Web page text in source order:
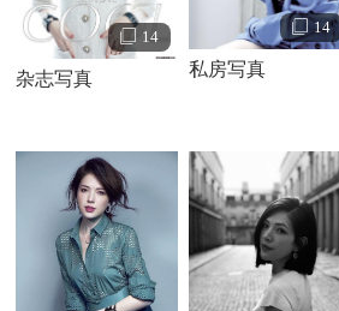
14
杂志写真
14
私房写真